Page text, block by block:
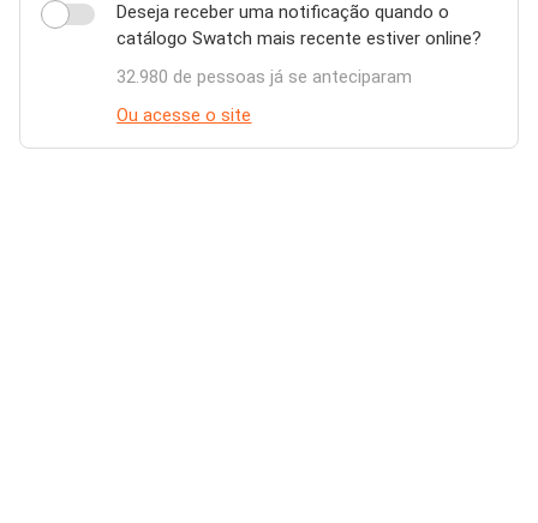
Deseja receber uma notificação quando o
catálogo Swatch mais recente estiver online?
32.980 de pessoas já se anteciparam
Ou acesse o site